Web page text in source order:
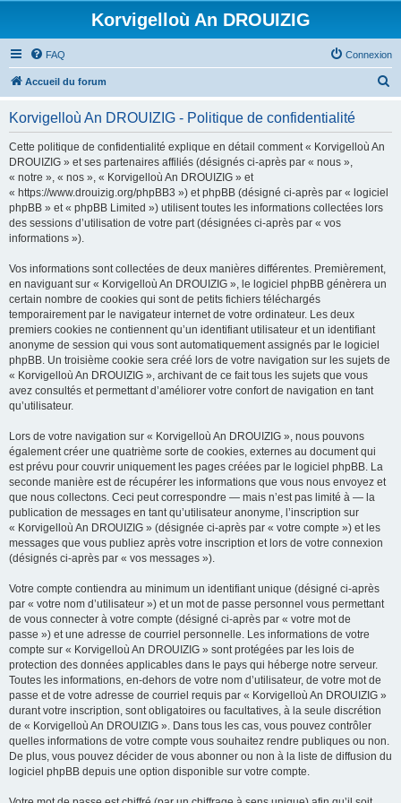
Korvigelloù An DROUIZIG
FAQ Connexion
Accueil du forum
Korvigelloù An DROUIZIG - Politique de confidentialité
Cette politique de confidentialité explique en détail comment « Korvigelloù An
DROUIZIG » et ses partenaires affiliés (désignés ci-après par « nous »,
« notre », « nos », « Korvigelloù An DROUIZIG » et
« https://www.drouizig.org/phpBB3 ») et phpBB (désigné ci-après par « logiciel
phpBB » et « phpBB Limited ») utilisent toutes les informations collectées lors
des sessions d’utilisation de votre part (désignées ci-après par « vos
informations »).
Vos informations sont collectées de deux manières différentes. Premièrement,
en naviguant sur « Korvigelloù An DROUIZIG », le logiciel phpBB génèrera un
certain nombre de cookies qui sont de petits fichiers téléchargés
temporairement par le navigateur internet de votre ordinateur. Les deux
premiers cookies ne contiennent qu’un identifiant utilisateur et un identifiant
anonyme de session qui vous sont automatiquement assignés par le logiciel
phpBB. Un troisième cookie sera créé lors de votre navigation sur les sujets de
« Korvigelloù An DROUIZIG », archivant de ce fait tous les sujets que vous
avez consultés et permettant d’améliorer votre confort de navigation en tant
qu’utilisateur.
Lors de votre navigation sur « Korvigelloù An DROUIZIG », nous pouvons
également créer une quatrième sorte de cookies, externes au document qui
est prévu pour couvrir uniquement les pages créées par le logiciel phpBB. La
seconde manière est de récupérer les informations que vous nous envoyez et
que nous collectons. Ceci peut correspondre — mais n’est pas limité à — la
publication de messages en tant qu’utilisateur anonyme, l’inscription sur
« Korvigelloù An DROUIZIG » (désignée ci-après par « votre compte ») et les
messages que vous publiez après votre inscription et lors de votre connexion
(désignés ci-après par « vos messages »).
Votre compte contiendra au minimum un identifiant unique (désigné ci-après
par « votre nom d’utilisateur ») et un mot de passe personnel vous permettant
de vous connecter à votre compte (désigné ci-après par « votre mot de
passe ») et une adresse de courriel personnelle. Les informations de votre
compte sur « Korvigelloù An DROUIZIG » sont protégées par les lois de
protection des données applicables dans le pays qui héberge notre serveur.
Toutes les informations, en-dehors de votre nom d’utilisateur, de votre mot de
passe et de votre adresse de courriel requis par « Korvigelloù An DROUIZIG »
durant votre inscription, sont obligatoires ou facultatives, à la seule discrétion
de « Korvigelloù An DROUIZIG ». Dans tous les cas, vous pouvez contrôler
quelles informations de votre compte vous souhaitez rendre publiques ou non.
De plus, vous pouvez décider de vous abonner ou non à la liste de diffusion du
logiciel phpBB depuis une option disponible sur votre compte.